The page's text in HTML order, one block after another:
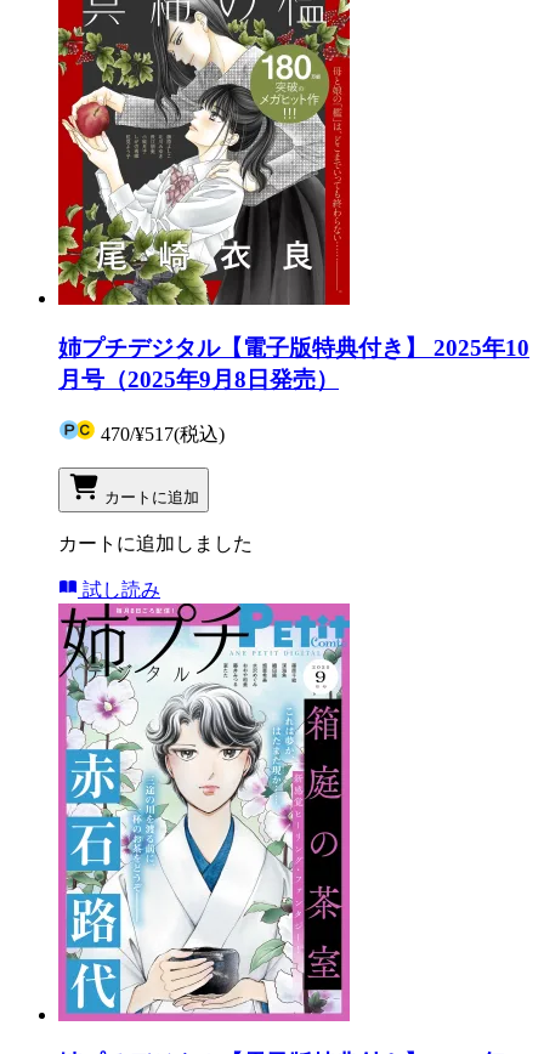
姉プチデジタル【電子版特典付き】 2025年10
月号（2025年9月8日発売）
470/¥517(税込)
カートに追加
カートに追加しました
試し読み